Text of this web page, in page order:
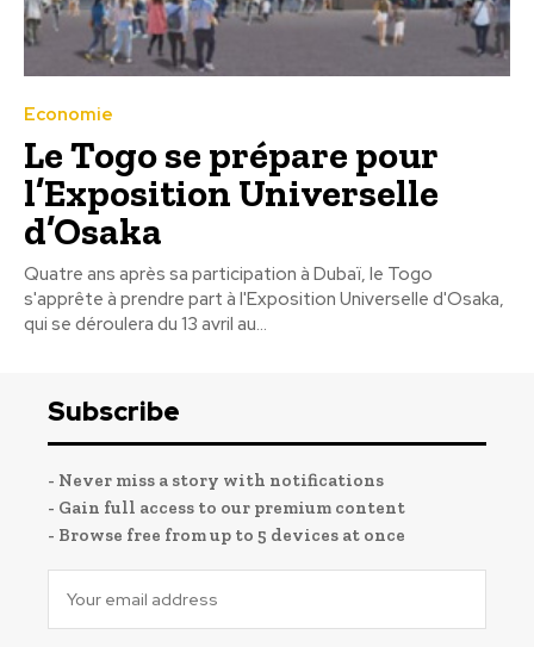
Economie
Le Togo se prépare pour
l’Exposition Universelle
d’Osaka
Quatre ans après sa participation à Dubaï, le Togo
s'apprête à prendre part à l'Exposition Universelle d'Osaka,
qui se déroulera du 13 avril au...
Subscribe
- Never miss a story with notifications
- Gain full access to our premium content
- Browse free from up to 5 devices at once